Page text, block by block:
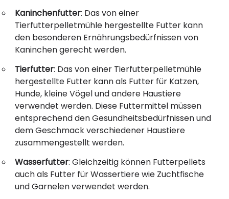
Kaninchenfutter: Das von einer
Tierfutterpelletmühle hergestellte Futter kann
den besonderen Ernährungsbedürfnissen von
Kaninchen gerecht werden.
Tierfutter: Das von einer Tierfutterpelletmühle
hergestellte Futter kann als Futter für Katzen,
Hunde, kleine Vögel und andere Haustiere
verwendet werden. Diese Futtermittel müssen
entsprechend den Gesundheitsbedürfnissen und
dem Geschmack verschiedener Haustiere
zusammengestellt werden.
Wasserfutter: Gleichzeitig können Futterpellets
auch als Futter für Wassertiere wie Zuchtfische
und Garnelen verwendet werden.